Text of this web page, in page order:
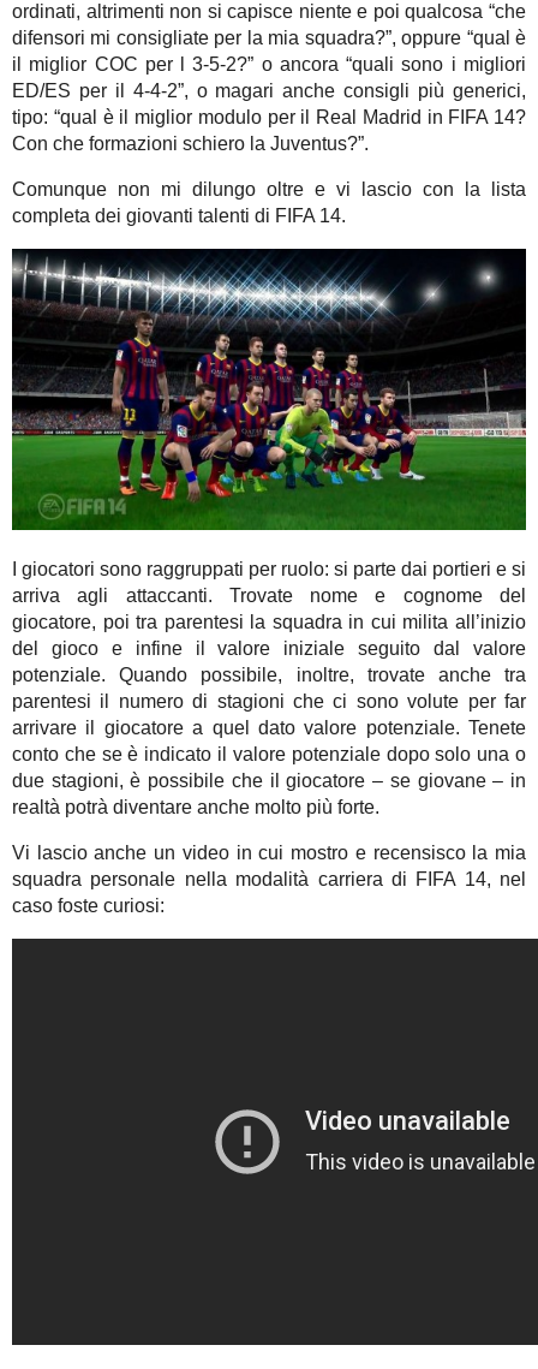
ordinati, altrimenti non si capisce niente e poi qualcosa “che
difensori mi consigliate per la mia squadra?”, oppure “qual è
il miglior COC per l 3-5-2?” o ancora “quali sono i migliori
ED/ES per il 4-4-2”, o magari anche consigli più generici,
tipo: “qual è il miglior modulo per il Real Madrid in FIFA 14?
Con che formazioni schiero la Juventus?”.
Comunque non mi dilungo oltre e vi lascio con la lista
completa dei giovanti talenti di FIFA 14.
I giocatori sono raggruppati per ruolo: si parte dai portieri e si
arriva agli attaccanti. Trovate nome e cognome del
giocatore, poi tra parentesi la squadra in cui milita all’inizio
del gioco e infine il valore iniziale seguito dal valore
potenziale. Quando possibile, inoltre, trovate anche tra
parentesi il numero di stagioni che ci sono volute per far
arrivare il giocatore a quel dato valore potenziale. Tenete
conto che se è indicato il valore potenziale dopo solo una o
due stagioni, è possibile che il giocatore – se giovane – in
realtà potrà diventare anche molto più forte.
Vi lascio anche un video in cui mostro e recensisco la mia
squadra personale nella modalità carriera di FIFA 14, nel
caso foste curiosi: